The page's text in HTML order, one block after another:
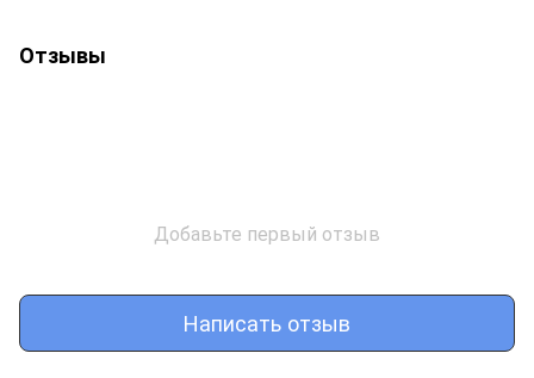
Отзывы
Добавьте первый отзыв
Написать отзыв